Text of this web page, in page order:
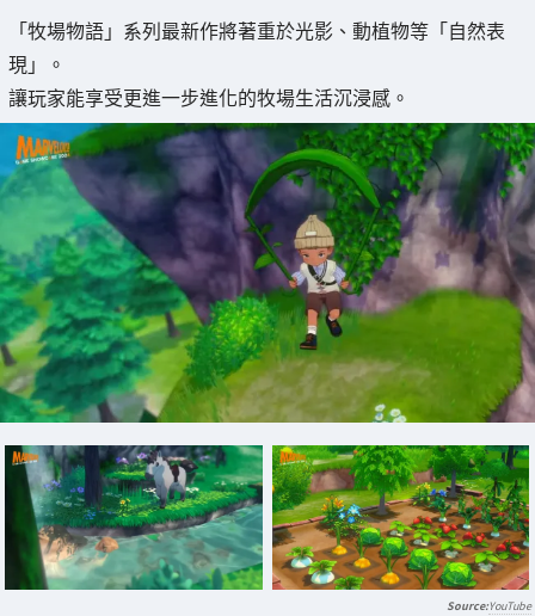
「牧場物語」系列最新作將著重於光影、動植物等「自然表
現」。
讓玩家能享受更進一步進化的牧場生活沉浸感。
YouTube